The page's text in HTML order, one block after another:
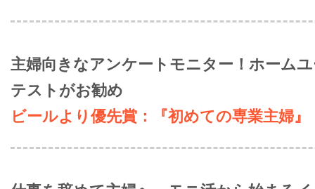
主婦向きなアンケートモニター！ホーム
テストがお勧め
ビールより優先賞：『初めての専業主婦』